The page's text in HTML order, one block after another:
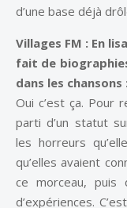
d’une base déjà
Villages FM : En
fait de
dans les chansons
Oui c’est ça. Pour
parti d’un statut
les horreurs
qu’elles avaient
ce morceau,
d’expériences.